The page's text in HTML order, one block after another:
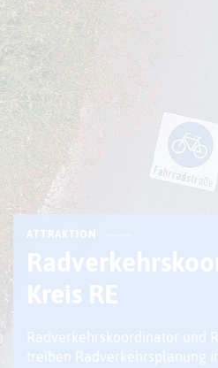
ATTRAKTION
Kreis RE
Radverkehrskoordinator und
treiben Radverkehrsplanung